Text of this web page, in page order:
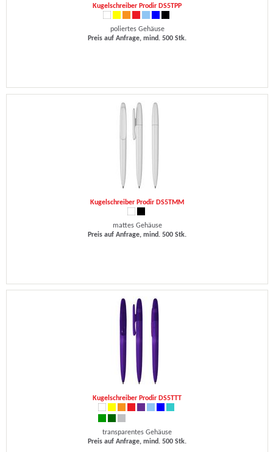
Kugelschreiber Prodir DS5TPP
poliertes Gehäuse
Preis auf Anfrage, mind. 500 Stk.
Kugelschreiber Prodir DS5TMM
mattes Gehäuse
Preis auf Anfrage, mind. 500 Stk.
Kugelschreiber Prodir DS5TTT
transparentes Gehäuse
Preis auf Anfrage, mind. 500 Stk.